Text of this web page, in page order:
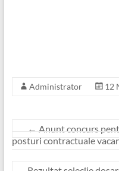
Administrator 12
← Anunt concurs
posturi contractuale